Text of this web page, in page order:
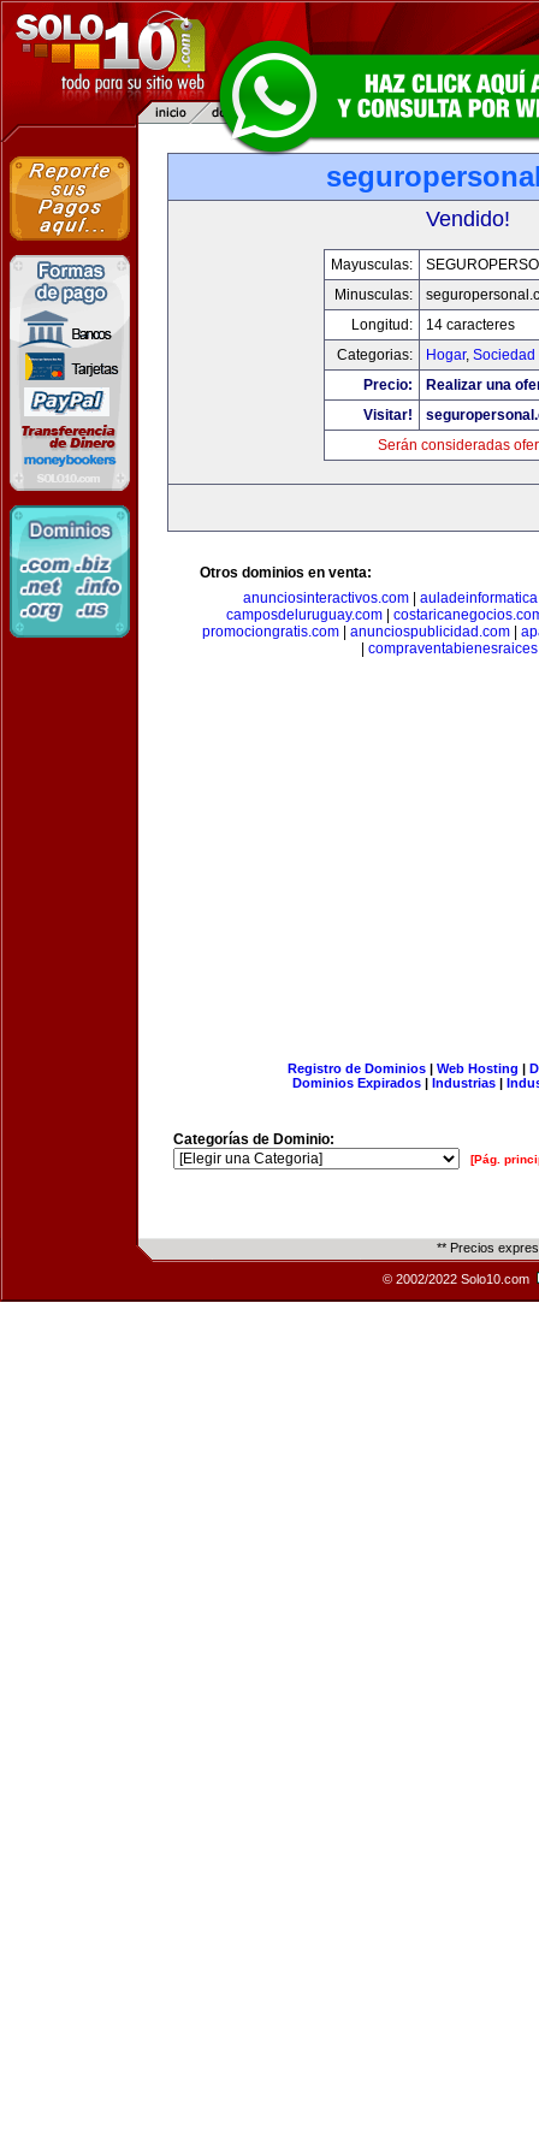
Vendido!
Mayusculas:
Minusculas:
Longitud:
14 caracteres
Categorias:
Hogar, Sociedad
Precio:
Realizar una
Visitar!
Serán consideradas
Otros dominios en venta:
anunciosinteractivos.com|
camposdeluruguay.com|
promociongratis.com
anunciospublicidad.com
Registro de Dominios| Web Hosting |
Dominios Expirados | Industrias |
Categorías de Dominio:
[Pág.
** Precios
© 2002/2022 Solo10.com